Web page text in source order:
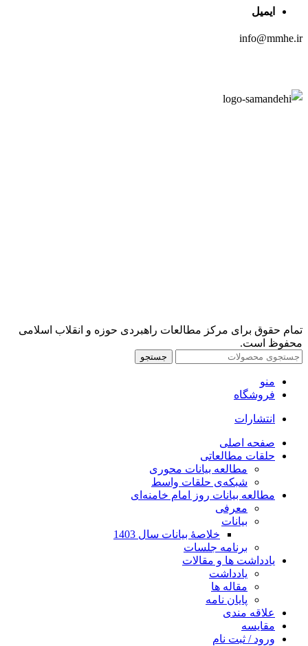
ایمیل
info@mmhe.ir
تمام حقوق برای مرکز مطالعات راهبردی حوزه و انقلاب اسلامی
محفوظ است.
جستجو
منو
فروشگاه
انتشارات
صفحه اصلی
حلقات مطالعاتی
مطالعه بیانات محوری
شبکه‌ی حلقات واسط
مطالعه بیانات روز امام خامنه‌ای
معرفی
بیانات
خلاصۀ بیانات سال 1403
برنامه جلسات
یادداشت ها و مقالات
یادداشت
مقاله ها
پایان نامه
علاقه مندی
مقایسه
ورود / ثبت نام